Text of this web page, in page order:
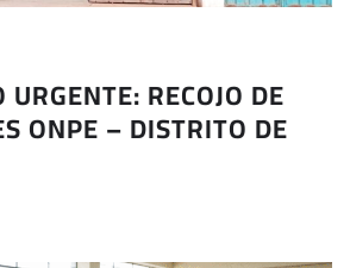
RECOJO DE
ONPE – DISTRITO DE